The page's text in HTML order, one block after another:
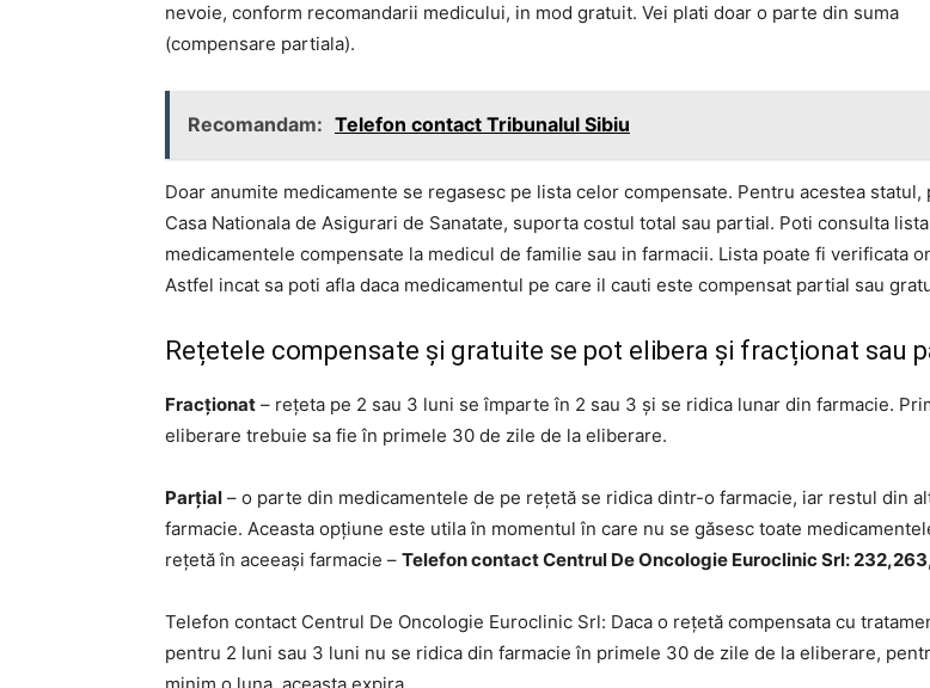
nevoie, conform recomandarii medicului, in mod gratuit. Vei plati doar o parte din suma
(compensare partiala).
Recomandam: Telefon contact Tribunalul Sibiu
Doar anumite medicamente se regasesc pe lista celor compensate. Pentru acestea statul,
Casa Nationala de Asigurari de Sanatate, suporta costul total sau partial. Poti consulta
medicamentele compensate la medicul de familie sau in farmacii. Lista poate fi verificata
Astfel incat sa poti afla daca medicamentul pe care il cauti este compensat partial sau
Rețetele compensate și gratuite se pot elibera și fracționat sau
Fracționat – rețeta pe 2 sau 3 luni se împarte în 2 sau 3 și se ridica lunar din farmacie.
eliberare trebuie sa fie în primele 30 de zile de la eliberare.
Parțial – o parte din medicamentele de pe rețetă se ridica dintr-o farmacie, iar restul din
farmacie. Aceasta opțiune este utila în momentul în care nu se găsesc toate
rețetă în aceeași farmacie – Telefon contact Centrul De Oncologie Euroclinic Srl:
Telefon contact Centrul De Oncologie Euroclinic Srl: Daca o rețetă compensata cu
pentru 2 luni sau 3 luni nu se ridica din farmacie în primele 30 de zile de la eliberare,